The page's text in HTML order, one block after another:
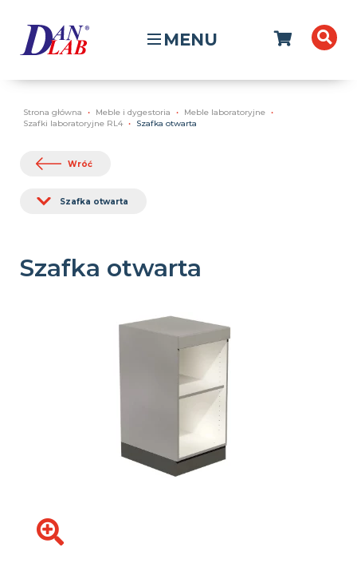
MENU
Strona główna Meble i dygestoria
Meble laboratoryjne
Szafki laboratoryjne RL4
Szafka otwarta
Wróć
Szafka otwarta
Szafka otwarta